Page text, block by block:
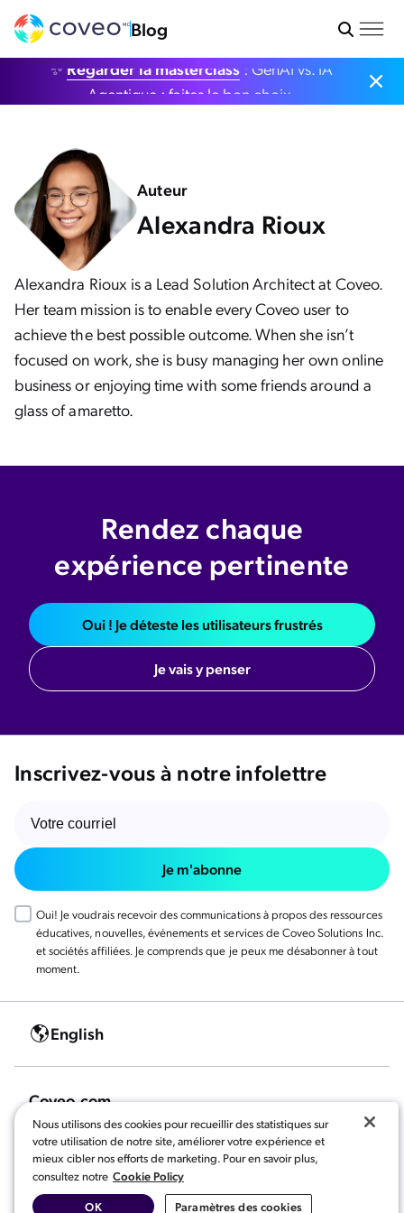
Blog
✨ Regarder la masterclass : GenAI vs. IA
Agentique : faites le bon choix.
Auteur
Alexandra Rioux
Alexandra Rioux is a Lead Solution Architect at Coveo.
Her team mission is to enable every Coveo user to
achieve the best possible outcome. When she isn’t
focused on work, she is busy managing her own online
business or enjoying time with some friends around a
glass of amaretto.
Rendez chaque
expérience pertinente
Oui ! Je déteste les utilisateurs frustrés
Je vais y penser
Inscrivez-vous à notre infolettre
Je m'abonne
Oui! Je voudrais recevoir des communications à propos des ressources
éducatives, nouvelles, événements et services de Coveo Solutions Inc.
et sociétés affiliées. Je comprends que je peux me désabonner à tout
moment.
English
Coveo.com
Nous utilisons des cookies pour recueillir des statistiques sur
votre utilisation de notre site, améliorer votre expérience et
mieux cibler nos efforts de marketing. Pour en savoir plus,
consultez notre Cookie Policy
Paramètres des cookies
OK